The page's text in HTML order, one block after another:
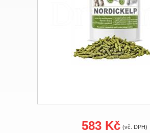
583 Kč (vč. DPH)